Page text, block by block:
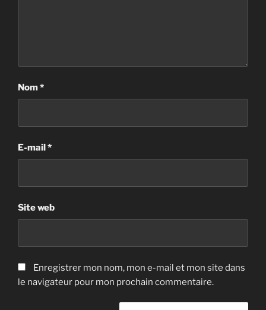
Nom*
E-mail*
Site web
Enregistrer mon nom, mon e-mail et mon site dans
le navigateur pour mon prochain commentaire.